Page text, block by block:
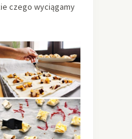
czego wyciągamy